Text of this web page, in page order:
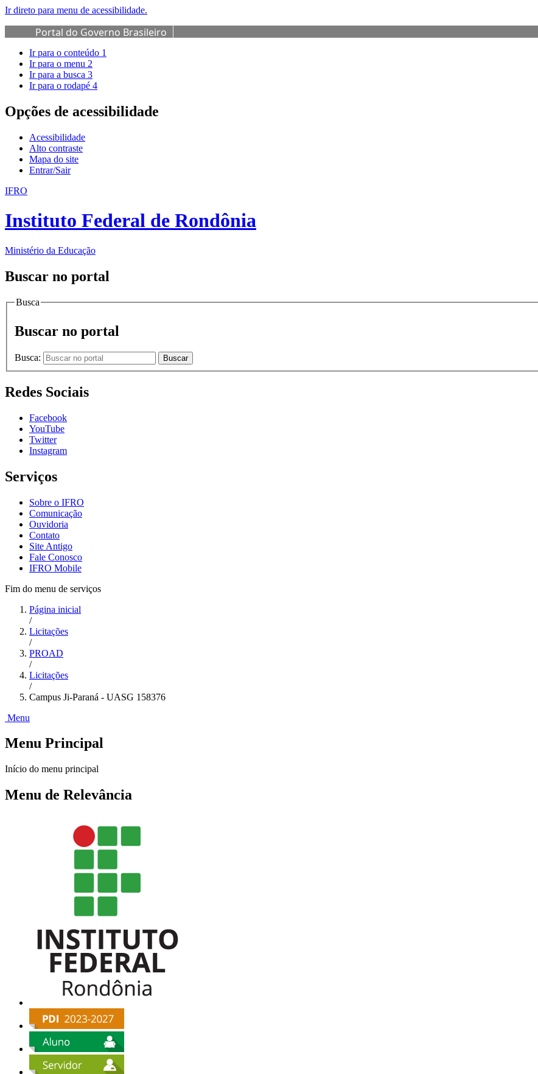
Ir direto para menu de acessibilidade.
Portal do Governo Brasileiro
Ir para o conteúdo 1
Ir para o menu 2
Ir para a busca 3
Ir para o rodapé 4
Opções de acessibilidade
Acessibilidade
Alto contraste
Mapa do site
Entrar/Sair
IFRO
Instituto Federal de Rondônia
Ministério da Educação
Buscar no portal
Busca
Buscar no portal
Busca: Buscar
Redes Sociais
Facebook
YouTube
Twitter
Instagram
Serviços
Sobre o IFRO
Comunicação
Ouvidoria
Contato
Site Antigo
Fale Conosco
IFRO Mobile
Fim do menu de serviços
Página inicial
/
Licitações
/
PROAD
/
Licitações
/
Campus Ji-Paraná - UASG 158376
Menu
Menu Principal
Início do menu principal
Menu de Relevância